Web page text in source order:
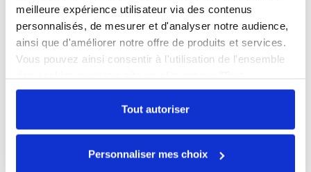
meilleure expérience utilisateur via des contenus
personnalisés, de mesurer et d'analyser notre audience,
ainsi que d'améliorer notre offre de produits et services.
Vous pouvez ainsi consentir à l'utilisation de l'ensemble
autoriser". Cependant, si vous ne souhaitez autoriser que
certains types de cookies, veuillez cliquer sur
"Personnaliser mes choix".
Tout autoriser
Personnaliser mes choix
Contact alimentaire oui
Hauteur 8 cm
Largeur
Documents téléchargeables
FPP_0100301201.PDF
Échangez par écrit
répondre à toutes vos questions sur le